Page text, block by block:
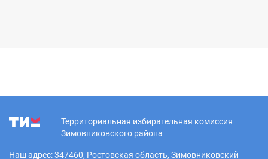
Территориальная избирательная комиссия
Зимовниковского района
Наш адрес: 347460, Ростовская область, Зимовниковский